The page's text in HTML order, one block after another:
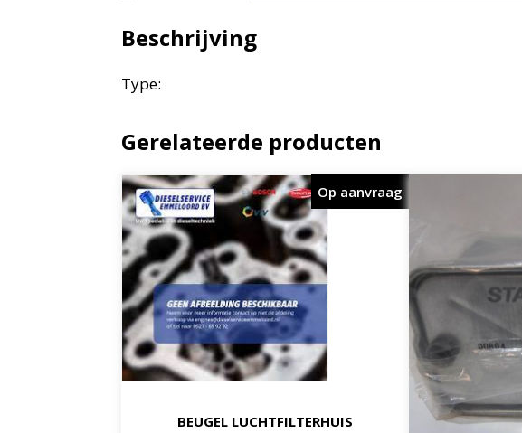
Beschrijving
Type:
Gerelateerde producten
BEUGEL LUCHTFILTERHUIS
Op aanvraag